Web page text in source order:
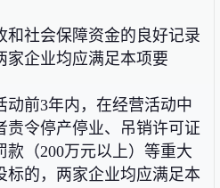
和社会保障资金的良好记录
家企业均应满足本项要
动前3年内，在经营活动中
责令停产停业、吊销许可证
款（200万元以上）等重大
标的，两家企业均应满足本